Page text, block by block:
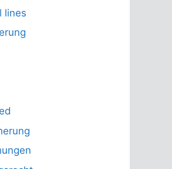
lines